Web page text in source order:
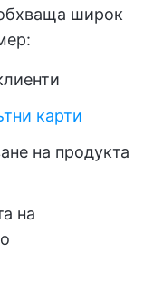
широк
карти
на продукта
на